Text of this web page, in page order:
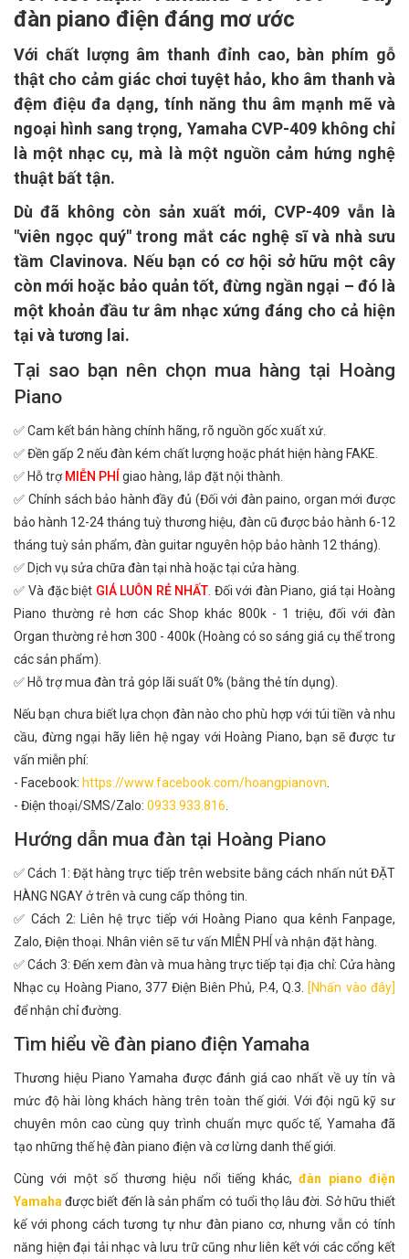
đàn piano điện đáng mơ ước
Với chất lượng âm thanh đỉnh cao, bàn phím gỗ
thật cho cảm giác chơi tuyệt hảo, kho âm thanh và
đệm điệu đa dạng, tính năng thu âm mạnh mẽ và
ngoại hình sang trọng, Yamaha CVP-409 không chỉ
là một nhạc cụ, mà là một nguồn cảm hứng nghệ
thuật bất tận.
Dù đã không còn sản xuất mới, CVP-409 vẫn là
"viên ngọc quý" trong mắt các nghệ sĩ và nhà sưu
tầm Clavinova. Nếu bạn có cơ hội sở hữu một cây
còn mới hoặc bảo quản tốt, đừng ngần ngại – đó là
một khoản đầu tư âm nhạc xứng đáng cho cả hiện
tại và tương lai.
Tại sao bạn nên chọn mua hàng tại Hoàng
Piano
✅ Cam kết bán hàng chính hãng, rõ nguồn gốc xuất xứ.
✅ Đền gấp 2 nếu đàn kém chất lượng hoặc phát hiện hàng FAKE.
✅ Hỗ trợ MIỄN PHÍ giao hàng, lắp đặt nội thành.
✅ Chính sách bảo hành đầy đủ (Đối với đàn paino, organ mới được
bảo hành 12-24 tháng tuỳ thương hiệu, đàn cũ được bảo hành 6-12
tháng tuỳ sản phẩm, đàn guitar nguyên hộp bảo hành 12 tháng).
✅ Dịch vụ sửa chữa đàn tại nhà hoặc tại cửa hàng.
✅ Và đặc biệt GIÁ LUÔN RẺ NHẤT . Đối với đàn Piano, giá tại Hoàng
Piano thường rẻ hơn các Shop khác 800k - 1 triệu, đối với đàn
Organ thường rẻ hơn 300 - 400k (Hoàng có so sáng giá cụ thể trong
các sản phẩm).
✅ Hỗ trợ mua đàn trả góp lãi suất 0% (bằng thẻ tín dụng).
Nếu bạn chưa biết lựa chọn đàn nào cho phù hợp với túi tiền và nhu
cầu, đừng ngại hãy liên hệ ngay với Hoàng Piano, bạn sẽ được tư
vấn miễn phí:
- Facebook: https://www.facebook.com/hoangpianovn
- Điện thoại/SMS/Zalo: 0933.933.816
Hướng dẫn mua đàn tại Hoàng Piano
✅ Cách 1: Đặt hàng trực tiếp trên website bằng cách nhấn nút ĐẶT
HÀNG NGAY ở trên và cung cấp thông tin.
✅ Cách 2: Liên hệ trực tiếp với Hoàng Piano qua kênh Fanpage,
Zalo, Điện thoại. Nhân viên sẽ tư vấn MIỄN PHÍ và nhận đặt hàng.
✅ Cách 3: Đến xem đàn và mua hàng trực tiếp tại địa chỉ: Cửa hàng
Nhạc cụ Hoàng Piano, 377 Điện Biên Phủ, P.4, Q.3.
[Nhấn vào đây]
để nhận chỉ đường.
Tìm hiểu về đàn piano điện Yamaha
Thương hiệu Piano Yamaha được đánh giá cao nhất về uy tín và
mức độ hài lòng khách hàng trên toàn thế giới. Với đội ngũ kỹ sư
chuyên môn cao cùng quy trình chuẩn mực quốc tế, Yamaha đã
tạo những thế hệ đàn piano điện và cơ lừng danh thế giới.
Cùng với một số thương hiệu nổi tiếng khác,đàn piano điện
Yamaha được biết đến là sản phẩm có tuổi thọ lâu đời. Sở hữu thiết
kế với phong cách tương tự như đàn piano cơ, nhưng vẫn có tính
năng hiện đại tải nhạc và lưu trữ cũng như liên kết với các cổng kết